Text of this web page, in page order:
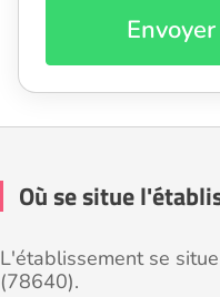
Où se situe
L'établissement se
(78640).